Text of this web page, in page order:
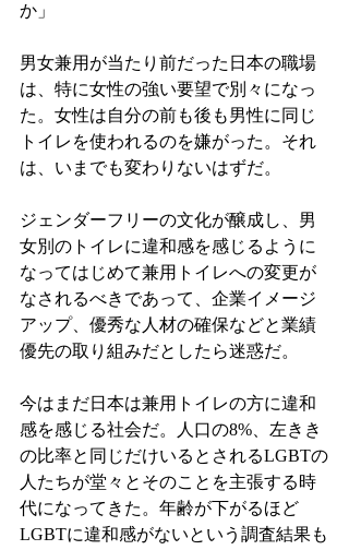
か」
男女兼用が当たり前だった日本の職場
は、特に女性の強い要望で別々になっ
た。女性は自分の前も後も男性に同じ
トイレを使われるのを嫌がった。それ
は、いまでも変わりないはずだ。
ジェンダーフリーの文化が醸成し、男
女別のトイレに違和感を感じるように
なってはじめて兼用トイレへの変更が
なされるべきであって、企業イメージ
アップ、優秀な人材の確保などと業績
優先の取り組みだとしたら迷惑だ。
今はまだ日本は兼用トイレの方に違和
感を感じる社会だ。人口の8%、左きき
の比率と同じだけいるとされるLGBTの
人たちが堂々とそのことを主張する時
代になってきた。年齢が下がるほど
LGBTに違和感がないという調査結果も